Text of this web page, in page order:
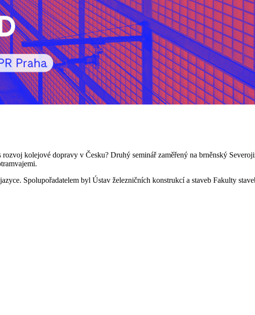
rozvoj kolejové dopravy v Česku? Druhý seminář zaměřený na brněnský
Spolupořadatelem byl Ústav železničních konstrukcí a staveb Fakulty